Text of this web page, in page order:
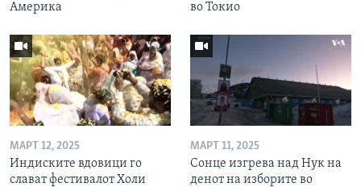
Америка
во Токио
МАРТ 12, 2025
Индиските вдовици го
слават фестивалот Холи
МАРТ 11, 2025
Сонце изгрева над Нук на
денот на изборите во